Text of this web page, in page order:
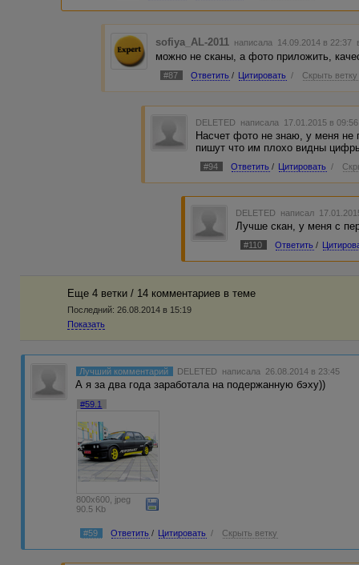
sofiya_AL-2011 написала 14.09.2014 в 22:37
можно не сканы, а фото приложить,
#87 Ответить / Цитировать / Скрыть ветку
DELETED написала 17.01.2015 в
Насчет фото не знаю, у меня не
пишут что им плохо видны
#94 Ответить / Цитировать /
DELETED написал
Лучше скан, у меня с
#110 Ответить /
Еще 4 ветки / 14 комментариев в темe
Последний: 26.08.2014 в 15:19
Показать
Лучший комментарий DELETED написала 26.08.2014 в 23:45
А я за два года заработала на подержанную бэху))
#59.1
800x600, jpeg
90.5 Kb
#59 Ответить / Цитировать / Скрыть ветку